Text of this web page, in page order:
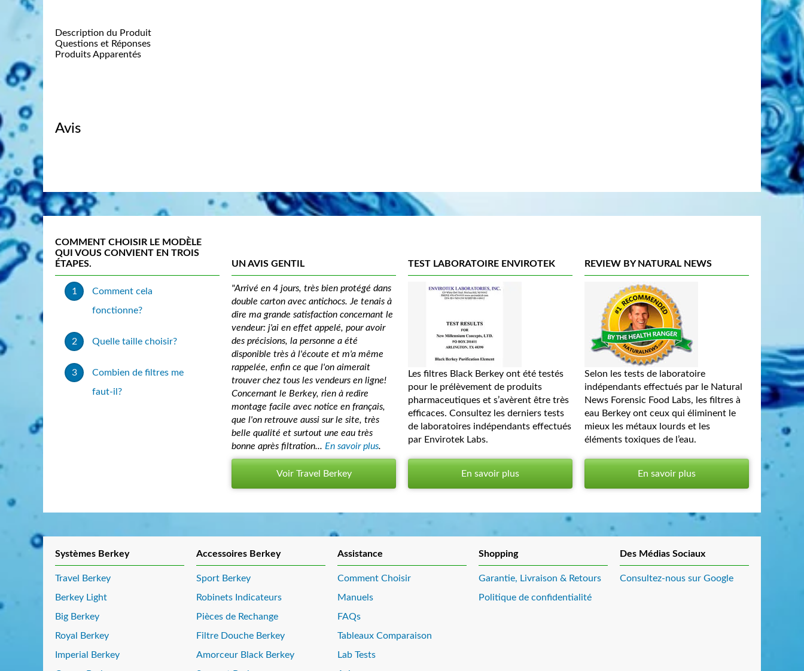
Description du Produit
Questions et Réponses
Produits Apparentés
Avis
COMMENT CHOISIR LE MODÈLE
QUI VOUS CONVIENT EN TROIS
ÉTAPES.
Comment cela
fonctionne?
Quelle taille choisir?
Combien de filtres me
faut-il?
UN AVIS GENTIL
"Arrivé en 4 jours, très bien protégé dans
double carton avec antichocs. Je tenais à
dire ma grande satisfaction concernant le
vendeur: j'ai en effet appelé, pour avoir
des précisions, la personne a été
disponible très à l'écoute et m'a même
rappelée, enfin ce que l'on aimerait
trouver chez tous les vendeurs en ligne!
Concernant le Berkey, rien à redire
montage facile avec notice en français,
que l'on retrouve aussi sur le site, très
belle qualité et surtout une eau très
bonne après filtration... En savoir plus.
Voir Travel Berkey
TEST LABORATOIRE ENVIROTEK
Les filtres Black Berkey ont été testés
pour le prélèvement de produits
pharmaceutiques et s’avèrent être très
efficaces. Consultez les derniers tests
de laboratoires indépendants effectués
par Envirotek Labs.
En savoir plus
REVIEW BY NATURAL NEWS
Selon les tests de laboratoire
indépendants effectués par le Natural
News Forensic Food Labs, les filtres à
eau Berkey ont ceux qui éliminent le
mieux les métaux lourds et les
éléments toxiques de l’eau.
En savoir plus
Systèmes Berkey
Travel Berkey
Berkey Light
Big Berkey
Royal Berkey
Imperial Berkey
Accessoires Berkey
Sport Berkey
Robinets Indicateurs
Pièces de Rechange
Filtre Douche Berkey
Amorceur Black Berkey
Assistance
Comment Choisir
Manuels
FAQs
Tableaux Comparaison
Lab Tests
Shopping
Garantie, Livraison & Retours
Politique de confidentialité
Des Médias Sociaux
Consultez-nous sur Google